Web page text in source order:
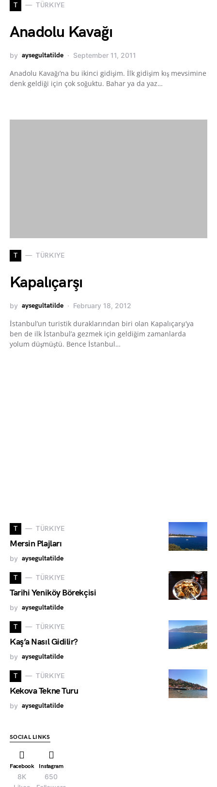
T TÜRKIYE
Anadolu Kavağı
by aysegultatilde September 11, 2011
Anadolu Kavağı’na bu ikinci gidişim. İlk gidişim kış mevsimine
denk geldiği için çok soğuktu. Bahar ya da yaz…
T TÜRKIYE
Kapalıçarşı
by aysegultatilde February 18, 2012
İstanbul’un turistik duraklarından biri olan Kapalıçarşı’ya
ben de ilk İstanbul’a gezmek için geldiğim zamanlarda
yolum düşmüştü. Bence İstanbul…
T TÜRKIYE
Mersin Plajları
by aysegultatilde
T TÜRKIYE
Tarihi Yeniköy Börekçisi
by aysegultatilde
T TÜRKIYE
Kaş’a Nasıl Gidilir?
by aysegultatilde
T TÜRKIYE
Kekova Tekne Turu
by aysegultatilde
SOCIAL LINKS
Facebook
8K
Instagram
650